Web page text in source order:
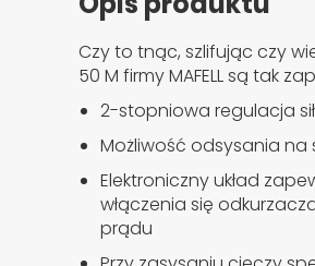
Czy to tnąc, szlifując czy
50 M firmy MAFELL są tak
2-stopniowa regulacja
Możliwość odsysania na
Elektroniczny układ
włączenia się
prądu